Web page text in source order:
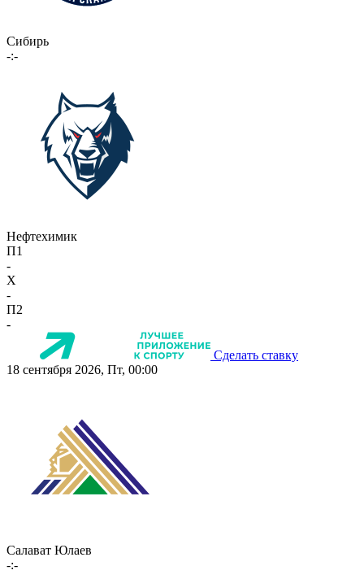
Сибирь
-:-
Нефтехимик
П1
-
X
-
П2
-
Сделать ставку
18 сентября 2026, Пт, 00:00
Салават Юлаев
-:-